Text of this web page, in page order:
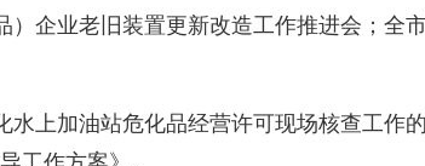
）企业老旧装置更新改造工作推进会；全
水上加油站危化品经营许可现场核查工作